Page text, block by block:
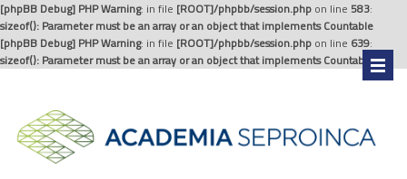
[phpBB Debug] PHP Warning: in file [ROOT]/phpbb/session.php on line 583:
sizeof(): Parameter must be an array or an object that implements Countable
[phpBB Debug] PHP Warning: in file [ROOT]/phpbb/session.php on line 639:
sizeof(): Parameter must be an array or an object that implements Countable